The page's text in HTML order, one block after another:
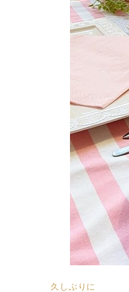
久しぶりに